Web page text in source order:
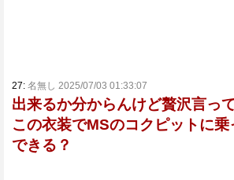
27: 名無し 2025/07/03 01:33:07
出来るか分からんけど贅沢言っ
この衣装でMSのコクピットに乗
できる？